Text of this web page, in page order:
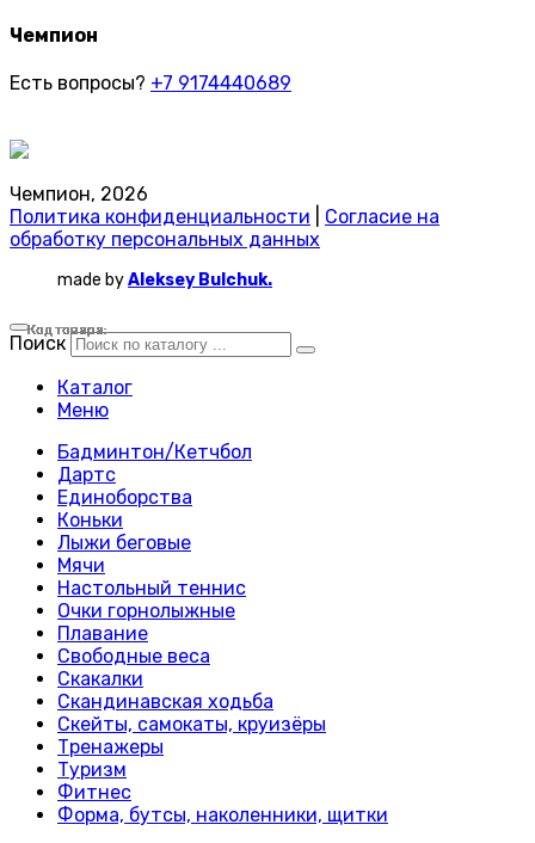
Код товара:
Код товара:
Код товара:
Код товара:
Код товара:
Код товара:
Код товара:
Код товара:
Код товара:
Код товара:
Код товара:
Код товара:
Код товара:
Код товара:
Код товара:
Код товара:
Код товара:
Код товара:
Код товара:
Код товара:
Код товара:
Код товара:
Код товара:
Код товара:
Чемпион
Есть вопросы? +7 9174440689
Чемпион, 2026
Политика конфиденциальности
Согласие на
обработку персональных данных
made byAleksey Bulchuk.
Поиск
Каталог
Меню
Бадминтон/Кетчбол
Дартс
Единоборства
Коньки
Лыжи беговые
Мячи
Настольный теннис
Очки горнолыжные
Плавание
Свободные веса
Скакалки
Скандинавская ходьба
Скейты, самокаты, круизёры
Тренажеры
Туризм
Фитнес
Форма, бутсы, наколенники, щитки